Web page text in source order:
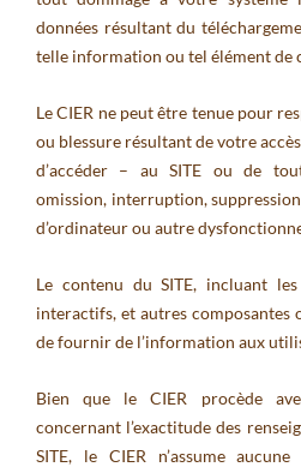
données résultant du
telle information ou tel élément de
Le CIER ne peut être tenue pour
ou blessure résultant de votre
d’accéder – au SITE ou de
omission, interruption,
d’ordinateur ou autre
Le contenu du SITE, incluant
interactifs, et autres composantes
de fournir de l’information aux
Bien que le CIER procède
concernant l’exactitude des
SITE, le CIER n’assume